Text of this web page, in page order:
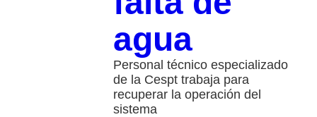
agua
Personal técnico especializado
de la Cespt trabaja para
recuperar la operación del
sistema